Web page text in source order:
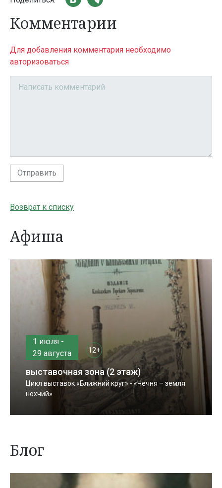
Комментарии
Для добавления комментария необходимо
авторизоваться
Отправить
Возврат к списку
Афиша
1 июля -
29 августа
12+
выставочная зона (2 этаж)
Цикл выставок «Ближний круг» - «Чечня – земля
нохчий»
Блог